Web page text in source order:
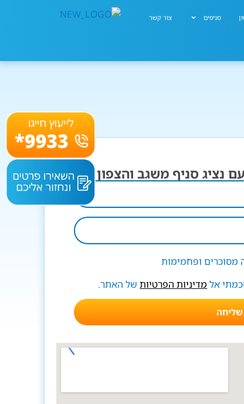
סניפים צור קשר
נציג סניף משגב והצפון
מסוכרים ופחמימות
אל מדיניות הפרטיותשל האתר.
שליחה